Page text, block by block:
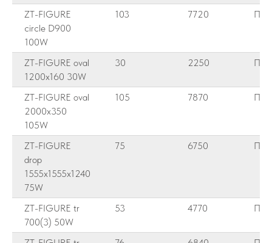
ZT-FIGURE
circle D900
100W
103 7720 ПК
ZT-FIGURE oval
1200x160 30W
30 2250 ПК
ZT-FIGURE oval
2000x350
105W
105 7870 ПК
ZT-FIGURE
drop
1555x1555x1240
75W
75 6750 ПК
ZT-FIGURE tr
700(3) 50W
53 4770 ПК